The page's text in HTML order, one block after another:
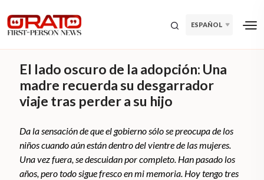
ESPAÑOL
El lado oscuro de la adopción: Una
madre recuerda su desgarrador
viaje tras perder a su hijo
Da la sensación de que el gobierno sólo se preocupa de los
niños cuando aún están dentro del vientre de las mujeres.
Una vez fuera, se descuidan por completo. Han pasado los
años, pero todo sigue fresco en mi memoria. Hoy tengo tres